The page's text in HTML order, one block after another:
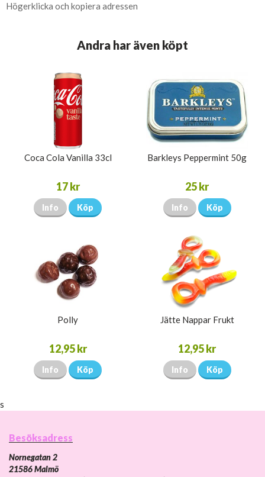
Högerklicka och kopiera adressen
Andra har även köpt
Coca Cola Vanilla 33cl
17 kr
Info Köp
Barkleys Peppermint 50g
25 kr
Info Köp
Polly
12,95 kr
Info Köp
Jätte Nappar Frukt
12,95 kr
Info Köp
s
Besöksadress
Nornegatan 2
21586 Malmö